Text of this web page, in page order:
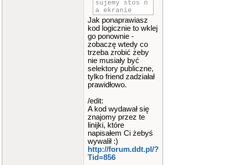
template < cl
assT>
istream& ope
rator >>(ist
ream&in ,st
os<T> &n
)
{
c;
in>>n.e
lement<T>.
wartosc;
n.number+
+;
if
fi
sujemy stos n
a ekranie
Jak ponaprawiasz
kod logicznie to wklej
go ponownie -
zobaczę wtedy co
trzeba zrobić żeby
nie musiały być
selektory publiczne,
tylko friend zadziałał
prawidłowo.
/edit:
A kod wydawał się
znajomy przez te
linijki, które
napisałem Ci żebyś
wywalił :)
http://forum.ddt.pl/?
Tid=856